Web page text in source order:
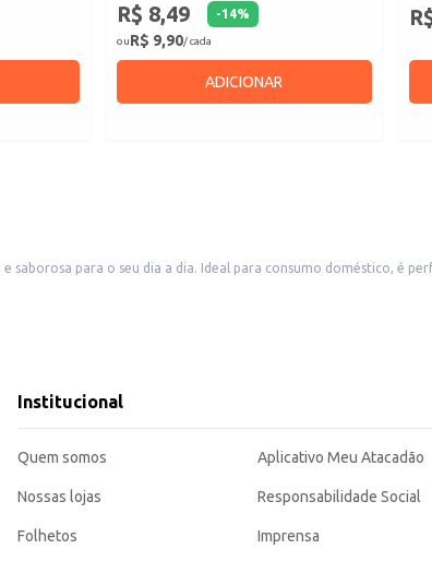
R$ 8,49 -14%
ouR$ 9,90/ cada
ADICIONAR
saborosa para o seu dia a dia. Ideal para consumo doméstico, é
alimentação mais balanceada. Sua embalagem de 300g é
Institucional
Quem somos
Nossas lojas
Folhetos
Aplicativo Meu Atacadão
Responsabilidade Social
Imprensa